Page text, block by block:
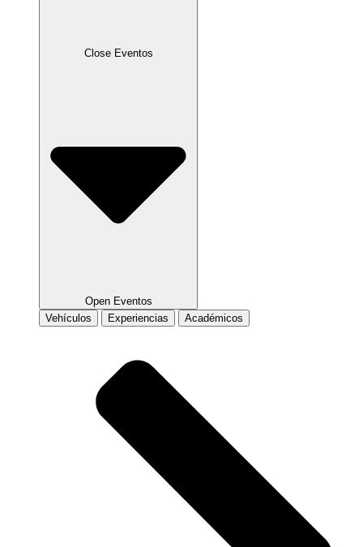
Close Eventos
Open Eventos
Vehículos
Experiencias Académicos